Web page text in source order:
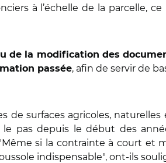
à l’échelle de la parcelle,
de la modification des
passée, afin de servir de
de surfaces agricoles,
pas depuis le début des
si la contrainte à court et
indispensable", ont-ils